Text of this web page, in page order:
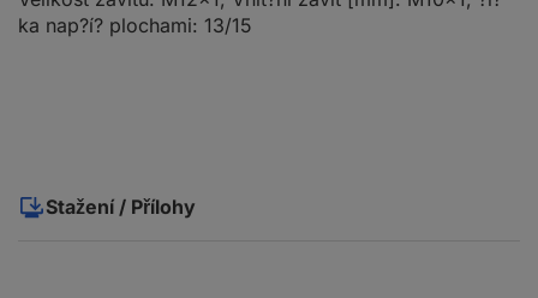
ka nap?í? plochami: 13/15
Stažení / Přílohy